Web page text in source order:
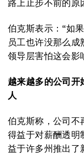
路上止步不前的原
伯克斯表示：“如
员工也许没那么成
领导层害怕这会影
越来越多的公司开
人
伯克斯称，公司不
得益于对薪酬透明
益于许多州推出了